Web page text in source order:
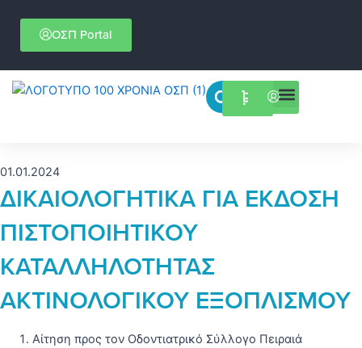
περιεχόμενο
ΟΣΠ Portal
Menu
01.01.2024
ΔΙΚΑΙΟΛΟΓΗΤΙΚΑ ΓΙΑ ΕΚΔΟΣΗ
ΠΙΣΤΟΠΟΙΗΤΙΚΟΥ
ΚΑΤΑΛΛΗΛΟΤΗΤΑΣ
ΑΚΤΙΝΟΛΟΓΙΚΟΥ ΕΞΟΠΛΙΣΜΟΥ
Αίτηση προς τον Οδοντιατρικό Σύλλογο Πειραιά